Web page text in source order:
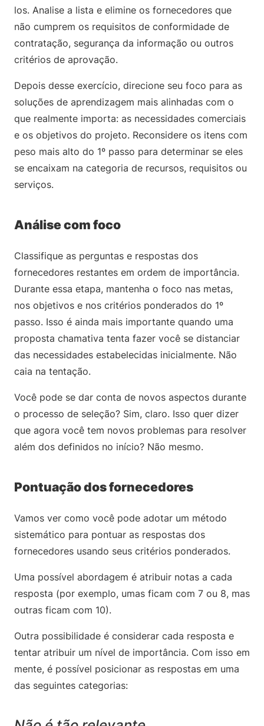
los. Analise a lista e elimine os fornecedores que
não cumprem os requisitos de conformidade de
contratação, segurança da informação ou outros
critérios de aprovação.
Depois desse exercício, direcione seu foco para as
soluções de aprendizagem mais alinhadas com o
que realmente importa: as necessidades comerciais
e os objetivos do projeto. Reconsidere os itens com
peso mais alto do 1º passo para determinar se eles
se encaixam na categoria de recursos, requisitos ou
serviços.
Análise com foco
Classifique as perguntas e respostas dos
fornecedores restantes em ordem de importância.
Durante essa etapa, mantenha o foco nas metas,
nos objetivos e nos critérios ponderados do 1º
passo. Isso é ainda mais importante quando uma
proposta chamativa tenta fazer você se distanciar
das necessidades estabelecidas inicialmente. Não
caia na tentação.
Você pode se dar conta de novos aspectos durante
o processo de seleção? Sim, claro. Isso quer dizer
que agora você tem novos problemas para resolver
além dos definidos no início? Não mesmo.
Pontuação dos fornecedores
Vamos ver como você pode adotar um método
sistemático para pontuar as respostas dos
fornecedores usando seus critérios ponderados.
Uma possível abordagem é atribuir notas a cada
resposta (por exemplo, umas ficam com 7 ou 8, mas
outras ficam com 10).
Outra possibilidade é considerar cada resposta e
tentar atribuir um nível de importância. Com isso em
mente, é possível posicionar as respostas em uma
das seguintes categorias: